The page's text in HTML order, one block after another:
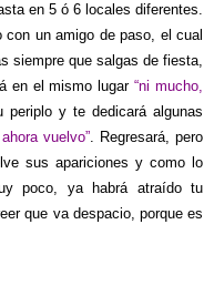
en 5 ó 6 locales diferentes.
con un amigo de paso, el cual
siempre que salgas de fiesta,
en el mismo lugar“ni mucho,
y te dedicará algunas
vuelvo”. Regresará, pero
sus apariciones y como lo
poco, ya habrá atraído tu
que va despacio, porque es